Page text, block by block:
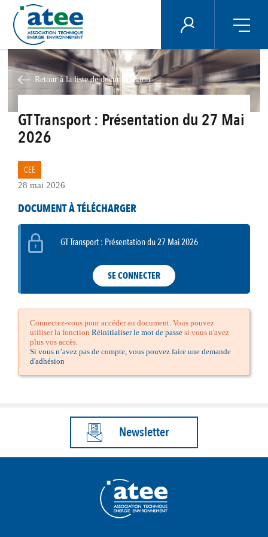
au
contenu
principal
ÉNERGIE PLUS
Retour à la liste de documentation
GT Transport : Présentation du 27 Mai
2026
CEE
28 mai 2026
DOCUMENT À TÉLÉCHARGER
GT Transport : Présentation du 27 Mai 2026
SE CONNECTER
Connectez-vous pour accéder au document. Vous pouvez
utiliser la fonction Réinitialiser le mot de passesi vous n'avez
plus vos accès.
Si vous n’avez pas de compte, vous pouvez faire une demande
d'adhésion
Newsletter
Panneau de gestion des cookies